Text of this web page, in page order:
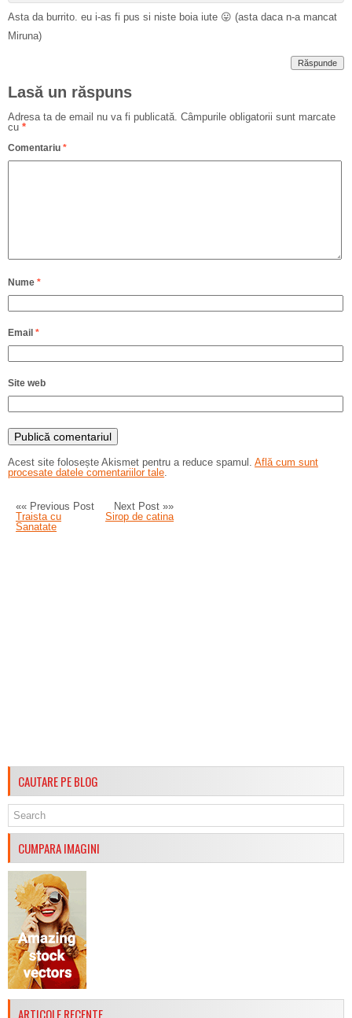
Asta da burrito. eu i-as fi pus si niste boia iute 😛 (asta daca n-a mancat
Miruna)
Răspunde
Lasă un răspuns
Adresa ta de email nu va fi publicată. Câmpurile obligatorii sunt marcate
cu *
Comentariu *
Nume *
Email *
Site web
Acest site folosește Akismet pentru a reduce spamul. Află cum sunt
procesate datele comentariilor tale
«« Previous Post
Traista cu
Sanatate
Next Post »»
Sirop de catina
CAUTARE PE BLOG
CUMPARA IMAGINI
ARTICOLE RECENTE